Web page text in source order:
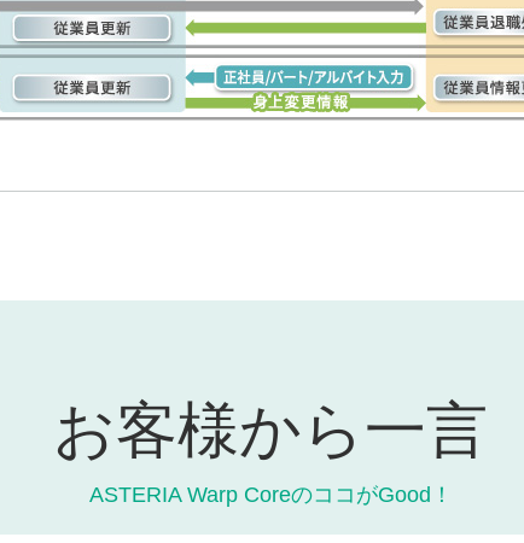
お客様から一言
ASTERIA Warp CoreのココがGood！